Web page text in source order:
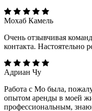
Мохаб Камель
Очень отзывчивая
контакта. Настоятельно
Адриан Чу
Работа с Мо была,
опытом аренды в моей
профессиональным,